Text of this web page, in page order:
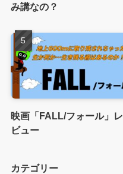
み講なの？
映画「FALL/フォール」レ
ビュー
カテゴリー